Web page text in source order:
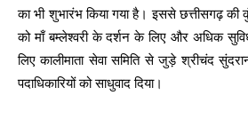
का भी शुभारंभ किया गया है। इससे छत्तीसगढ़ की
को माँ बम्लेश्वरी के दर्शन के लिए और अधिक
लिए कालीमाता सेवा समिति से जुड़े श्रीचंद
पदाधिकारियों को साधुवाद दिया।